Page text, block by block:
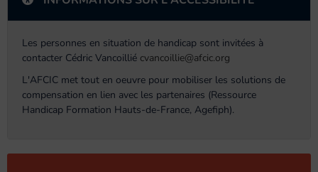
Les personnes en situation de handicap sont invitées à
contacter Cédric Vancoillié cvancoillie@afcic.org
L'AFCIC met tout en oeuvre pour mobiliser les solutions de
compensation en lien avec les partenaires (Ressource
Handicap Formation Hauts-de-France, Agefiph).